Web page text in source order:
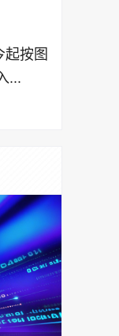
起按图
...